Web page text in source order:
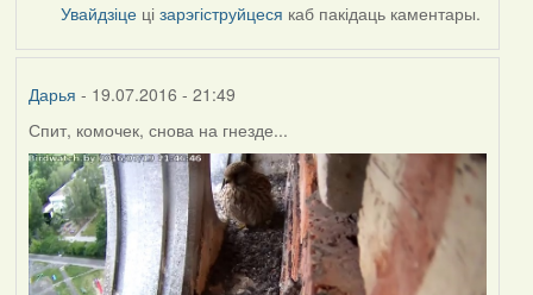
Увайдзіце цізарэгіструйцеся каб пакідаць каментары.
Дарья - 19.07.2016 - 21:49
Спит, комочек, снова на гнезде...